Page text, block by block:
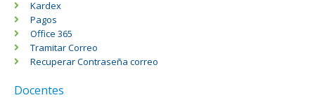
Kardex
Pagos
Office 365
Tramitar Correo
Recuperar Contraseña correo
Docentes